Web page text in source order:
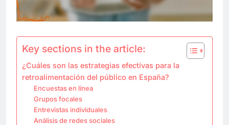
Key sections in the article:
¿Cuáles son las estrategias efectivas para la
retroalimentación del público en España?
Encuestas en línea
Grupos focales
Entrevistas individuales
Análisis de redes sociales